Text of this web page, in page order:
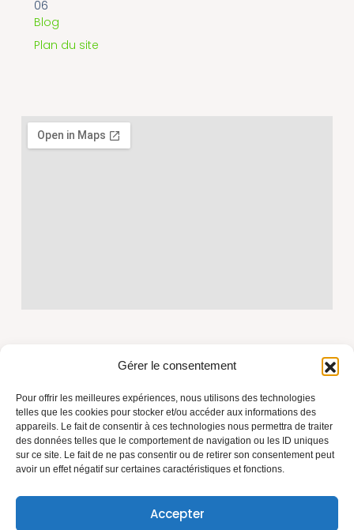
Gérer le consentement
Pour offrir les meilleures expériences, nous utilisons des technologies
telles que les cookies pour stocker et/ou accéder aux informations des
appareils. Le fait de consentir à ces technologies nous permettra de traiter
des données telles que le comportement de navigation ou les ID uniques
sur ce site. Le fait de ne pas consentir ou de retirer son consentement peut
avoir un effet négatif sur certaines caractéristiques et fonctions.
Accepter
Azur Toiture Rénovation, fondée par Marius, artisan
couvreur depuis plus de 15 ans. Travaux de toiture,
isolation et rénovation sur la Côte d'Azur. Savoir-faire,
06
Blog
Plan du site